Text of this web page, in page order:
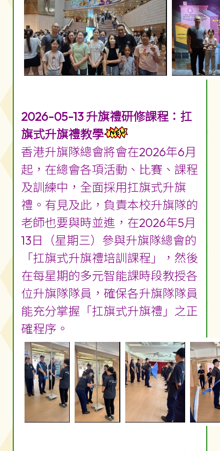
2026-05-13 升旗禮研修課程：扛
旗式升旗禮教學
香港升旗隊總會將會在2026年6月
起，在總會各項活動、比賽、課程
及訓練中，全面採用扛旗式升旗
禮。有見及此，負責本校升旗隊的
老師也要與時並進，在2026年5月
13日（星期三）參與升旗隊總會的
「扛旗式升旗禮培訓課程」，然後
在每星期的多元智能課時段教授各
位升旗隊隊員，確保各升旗隊隊員
能充分掌握「扛旗式升旗禮」之正
確程序。